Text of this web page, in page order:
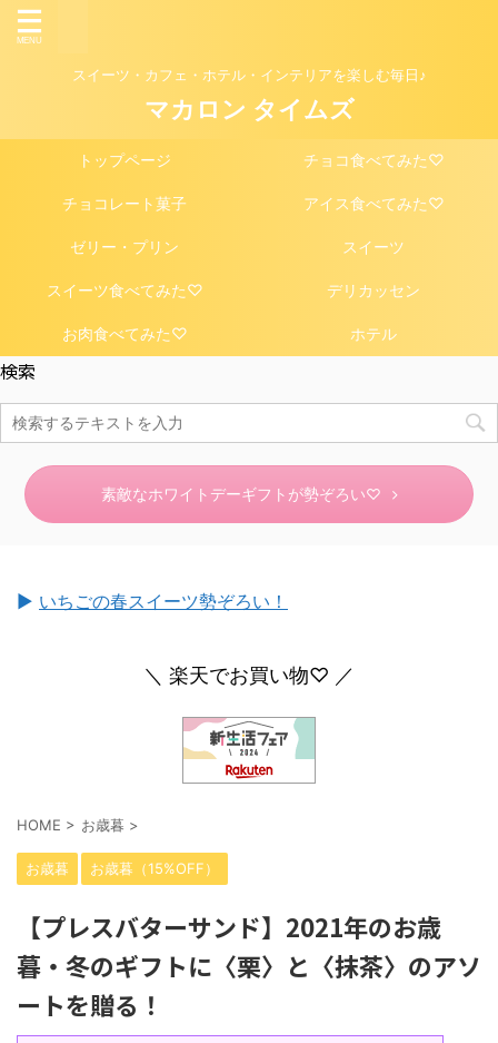
スイーツ・カフェ・ホテル・インテリアを楽しむ毎日♪
マカロン タイムズ
トップページ チョコ食べてみた♡
チョコレート菓子 アイス食べてみた♡
ゼリー・プリン スイーツ
スイーツ食べてみた♡ デリカッセン
お肉食べてみた♡ ホテル
検索
素敵なホワイトデーギフトが勢ぞろい♡
► いちごの春スイーツ勢ぞろい！
＼ 楽天でお買い物♡ ／
HOME > お歳暮 >
お歳暮 お歳暮（15%OFF）
【プレスバターサンド】2021年のお歳
暮・冬のギフトに〈栗〉と〈抹茶〉のアソ
ートを贈る！